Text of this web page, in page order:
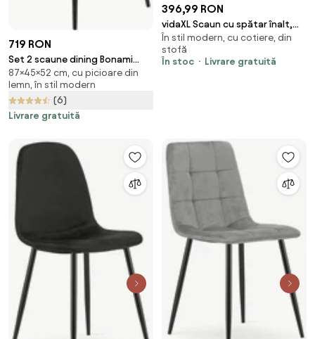
719 RON
Set 2 scaune dining Bonami
Essentials Lissy, gri închis
87×45×52 cm, cu picioare din
lemn, în stil modern
(6)
Livrare gratuită
396,99 RON
vidaXL Scaun cu spătar înalt,
negru, pânză
În stil modern, cu cotiere, din
stofă
În stoc
Livrare gratuită